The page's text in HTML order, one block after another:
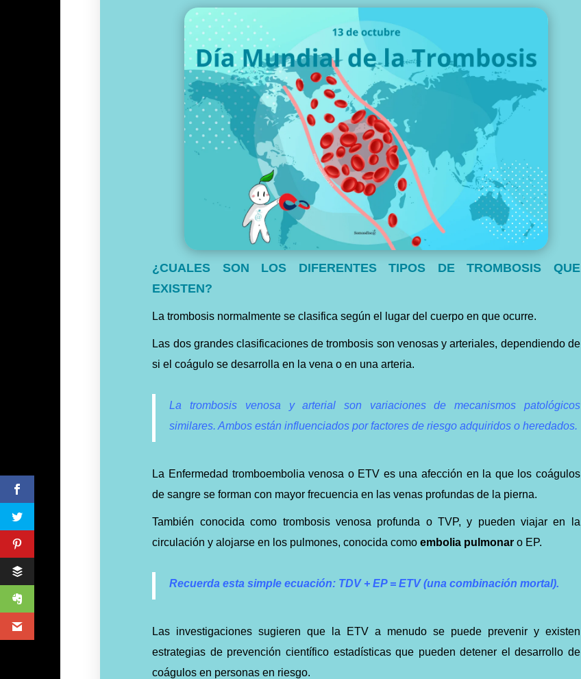
¿CUALES SON LOS DIFERENTES TIPOS DE TROMBOSIS QUE
EXISTEN?
La trombosis normalmente se clasifica según el lugar del cuerpo en que ocurre.
Las dos grandes clasificaciones de trombosis son venosas y arteriales, dependiendo de
si el coágulo se desarrolla en la vena o en una arteria.
La trombosis venosa y arterial son variaciones de mecanismos patológicos
similares. Ambos están influenciados por factores de riesgo adquiridos o heredados.
La Enfermedad tromboembolia venosa o ETV es una afección en la que los coágulos
de sangre se forman con mayor frecuencia en las venas profundas de la pierna.
También conocida como trombosis venosa profunda o TVP, y pueden viajar en la
circulación y alojarse en los pulmones, conocida comoembolia pulmonar o EP.
Recuerda esta simple ecuación: TDV + EP = ETV (una combinación mortal).
Las investigaciones sugieren que la ETV a menudo se puede prevenir y existen
estrategias de prevención científico estadísticas que pueden detener el desarrollo de
coágulos en personas en riesgo.